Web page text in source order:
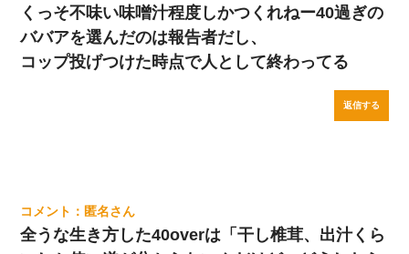
くっそ不味い味噌汁程度しかつくれねー40過ぎの
ババアを選んだのは報告者だし、
コップ投げつけた時点で人として終わってる
返信する
匿名
全うな生き方した40overは「干し椎茸、出汁くら